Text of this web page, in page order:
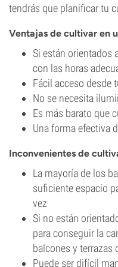
tendrás que planificar tu
Ventajas de cultivar en
Si están orientados
con las horas
Fácil acceso desde
No se necesita
Es más barato que
Una forma efectiva
Inconvenientes de
La mayoría de los
suficiente espacio
vez
Si no están
para conseguir la
balcones y terrazas
Puede ser difícil